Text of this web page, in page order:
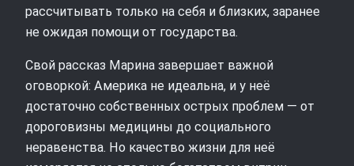
рассчитывать только на себя и близких, заранее
не ожидая помощи от государства.
Свой рассказ Марина завершает важной
оговоркой: Америка не идеальна, и у неё
достаточно собственных острых проблем — от
дороговизны медицины до социального
неравенства. Но качество жизни для неё